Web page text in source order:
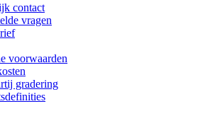
contact
vragen
voorwaarden
gradering